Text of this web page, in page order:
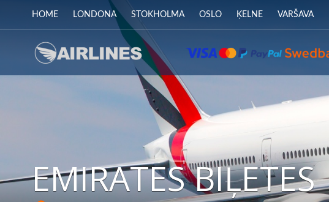
HOME LONDONA STOKHOLMA OSLO ĶELNE VARŠAVA
EMIRATES BIĻETES